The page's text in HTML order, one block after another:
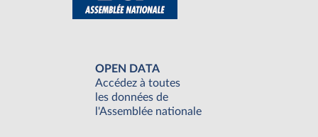
OPEN DATA
Accédez à toutes
les données de
l'Assemblée nationale